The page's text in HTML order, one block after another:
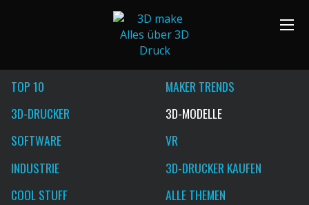
TOP 10
MAKER TRENDS
3D-DRUCKER
3D-MODELLE
SOFTWARE
VR
INDUSTRIE
3D-DRUCKER KAUFEN
COOL STUFF
ALLE THEMEN